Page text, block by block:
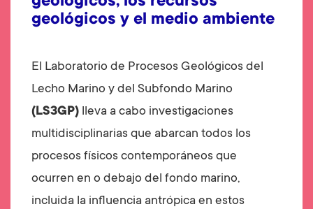
geológicos y el medio ambiente
El Laboratorio de Procesos Geológicos del
Lecho Marino y del Subfondo Marino
(LS3GP) lleva a cabo investigaciones
multidisciplinarias que abarcan todos los
procesos físicos contemporáneos que
ocurren en o debajo del fondo marino,
incluida la influencia antrópica en estos